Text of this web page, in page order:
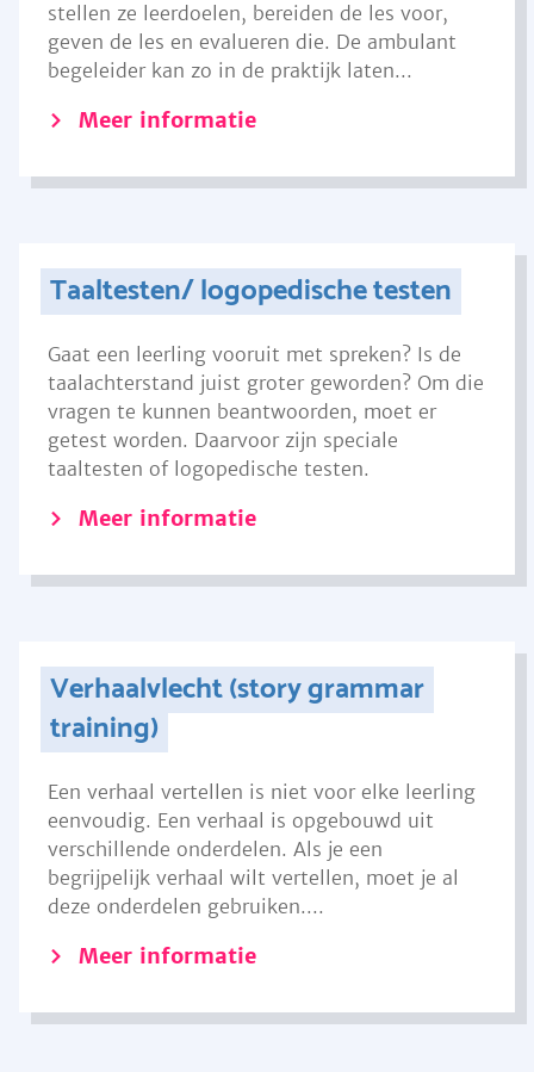
stellen ze leerdoelen, bereiden de les voor,
geven de les en evalueren die. De ambulant
begeleider kan zo in de praktijk laten...
Meer informatie
Taaltesten/ logopedische testen
Gaat een leerling vooruit met spreken? Is de
taalachterstand juist groter geworden? Om die
vragen te kunnen beantwoorden, moet er
getest worden. Daarvoor zijn speciale
taaltesten of logopedische testen.
Meer informatie
Verhaalvlecht (story grammar
training)
Een verhaal vertellen is niet voor elke leerling
eenvoudig. Een verhaal is opgebouwd uit
verschillende onderdelen. Als je een
begrijpelijk verhaal wilt vertellen, moet je al
deze onderdelen gebruiken....
Meer informatie